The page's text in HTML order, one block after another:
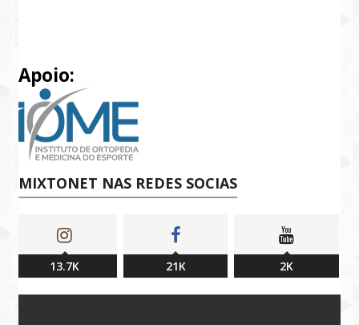
Apoio:
MIXTONET NAS REDES SOCIAS
13.7K 21K 2K